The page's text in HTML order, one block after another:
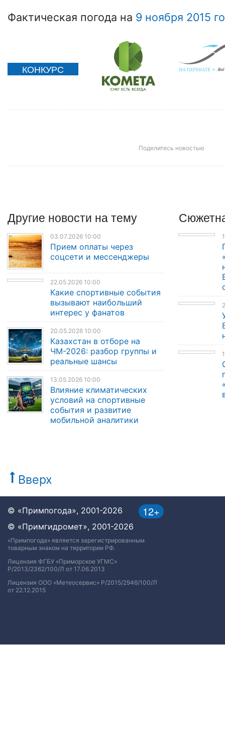
Фактическая погода на 9 ноября 2015
КОНКУРС
Поделитесь новостью
Другие новости на тему
03.07.2026 10:00
Прием оплаты через
соцсети и мессенджеры
22.05.2026 10:00
Какие спортивные события
вызывают наибольший
интерес у фанатов
20.05.2026 10:00
Казахстан в отборе на
ЧМ-2026: разбор группы и
реальные шансы
13.05.2026 10:00
Влияние климатических
условий на спортивные
события и развитие
мобильной аналитики
Вверх
12+
© «Примпогода», 2001-2026
© «Примгидромет», 2001-2026
«Примпогода» является зарегистрированным
товарным знаком на территории РФ.
Лицензия ФГБУ «Приморское УГМС»
Р/2013/2362/100/Л от 17.06.2013
Лицензия ООО «Метеосервис» Р/2015/2946/100/Л
от 22.12.2015